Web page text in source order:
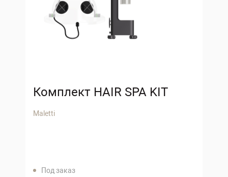
Комплект HAIR SPA KIT
Maletti
Под заказ